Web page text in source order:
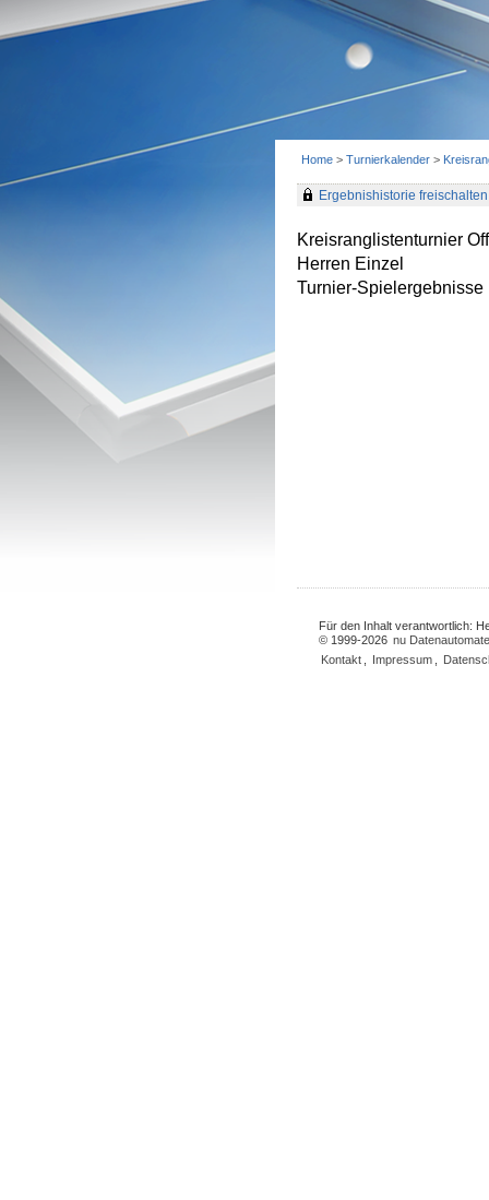
Home > Turnierkalender >
Ergebnishistorie freischalten
Kreisranglistenturnier
Herren Einzel
Turnier-Spielergebnisse
Für den Inhalt verantwortlich:
© 1999-2026 nu
Kontakt
Impressum